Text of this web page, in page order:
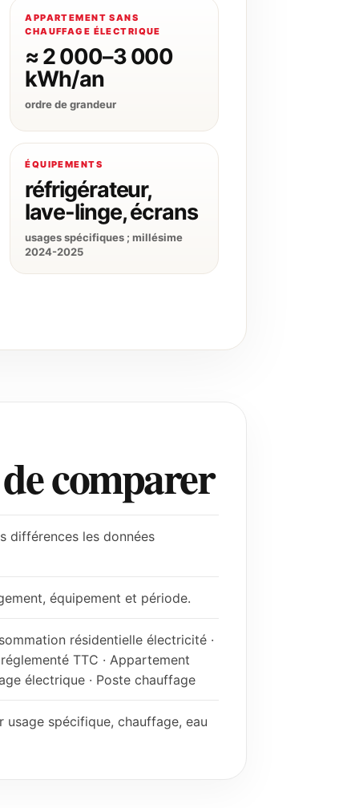
APPARTEMENT SANS
CHAUFFAGE ÉLECTRIQUE
≈ 2 000–3 000
kWh/an
ordre de grandeur
ÉQUIPEMENTS
réfrigérateur,
lave-linge, écrans
usages spécifiques ; millésime
2024-2025
comparer
différences les données
équipement et période.
résidentielle électricité ·
TTC · Appartement
électrique · Poste chauffage
usage spécifique, chauffage, eau